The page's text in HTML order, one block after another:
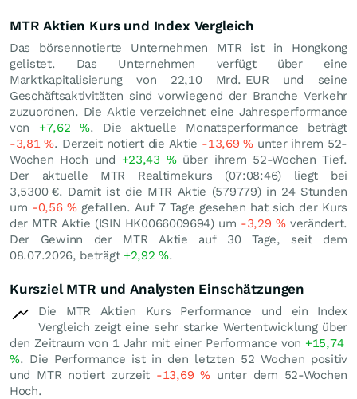
MTR Aktien Kurs und Index Vergleich
Das börsennotierte Unternehmen MTR ist in Hongkong
gelistet. Das Unternehmen verfügt über eine
Marktkapitalisierung von 22,10 Mrd. EUR und seine
Geschäftsaktivitäten sind vorwiegend der Branche Verkehr
zuzuordnen. Die Aktie verzeichnet eine Jahresperformance
von +7,62%. Die aktuelle Monatsperformance beträgt
-3,81%. Derzeit notiert die Aktie -13,69%unter ihrem 52-
Wochen Hoch und +23,43 %über ihrem 52-Wochen Tief.
Der aktuelle MTR Realtimekurs (07:08:46) liegt bei
3,5300 €. Damit ist die MTR Aktie (579779) in 24 Stunden
um -0,56%gefallen. Auf 7 Tage gesehen hat sich der Kurs
der MTR Aktie (ISIN HK0066009694) um -3,29 %verändert.
Der Gewinn der MTR Aktie auf 30 Tage, seit dem
08.07.2026, beträgt +2,92%.
Kursziel MTR und Analysten Einschätzungen
Die MTR Aktien Kurs Performance und ein Index
Vergleich zeigt eine sehr starke Wertentwicklung über
den Zeitraum von 1 Jahr mit einer Performance von +15,74
%. Die Performance ist in den letzten 52 Wochen positiv
und MTR notiert zurzeit -13,69% unter dem 52-Wochen
Hoch.